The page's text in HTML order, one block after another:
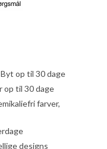
op til 30 dage
op til 30 dage
farver,
designs